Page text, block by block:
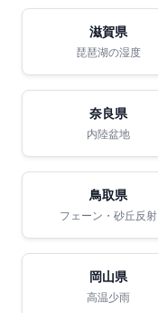
滋賀県
琵琶湖の湿度
奈良県
内陸盆地
鳥取県
フェーン・砂丘反射
岡山県
高温少雨